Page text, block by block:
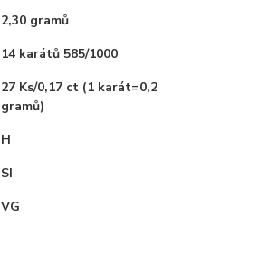
2,30 gramů
14 karátů 585/1000
27 Ks/0,17 ct (1 karát=0,2
gramů)
H
SI
VG